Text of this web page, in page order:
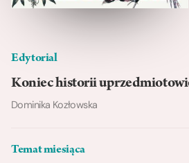
Edytorial
Koniec historii
Dominika Kozłowska
Temat miesiąca